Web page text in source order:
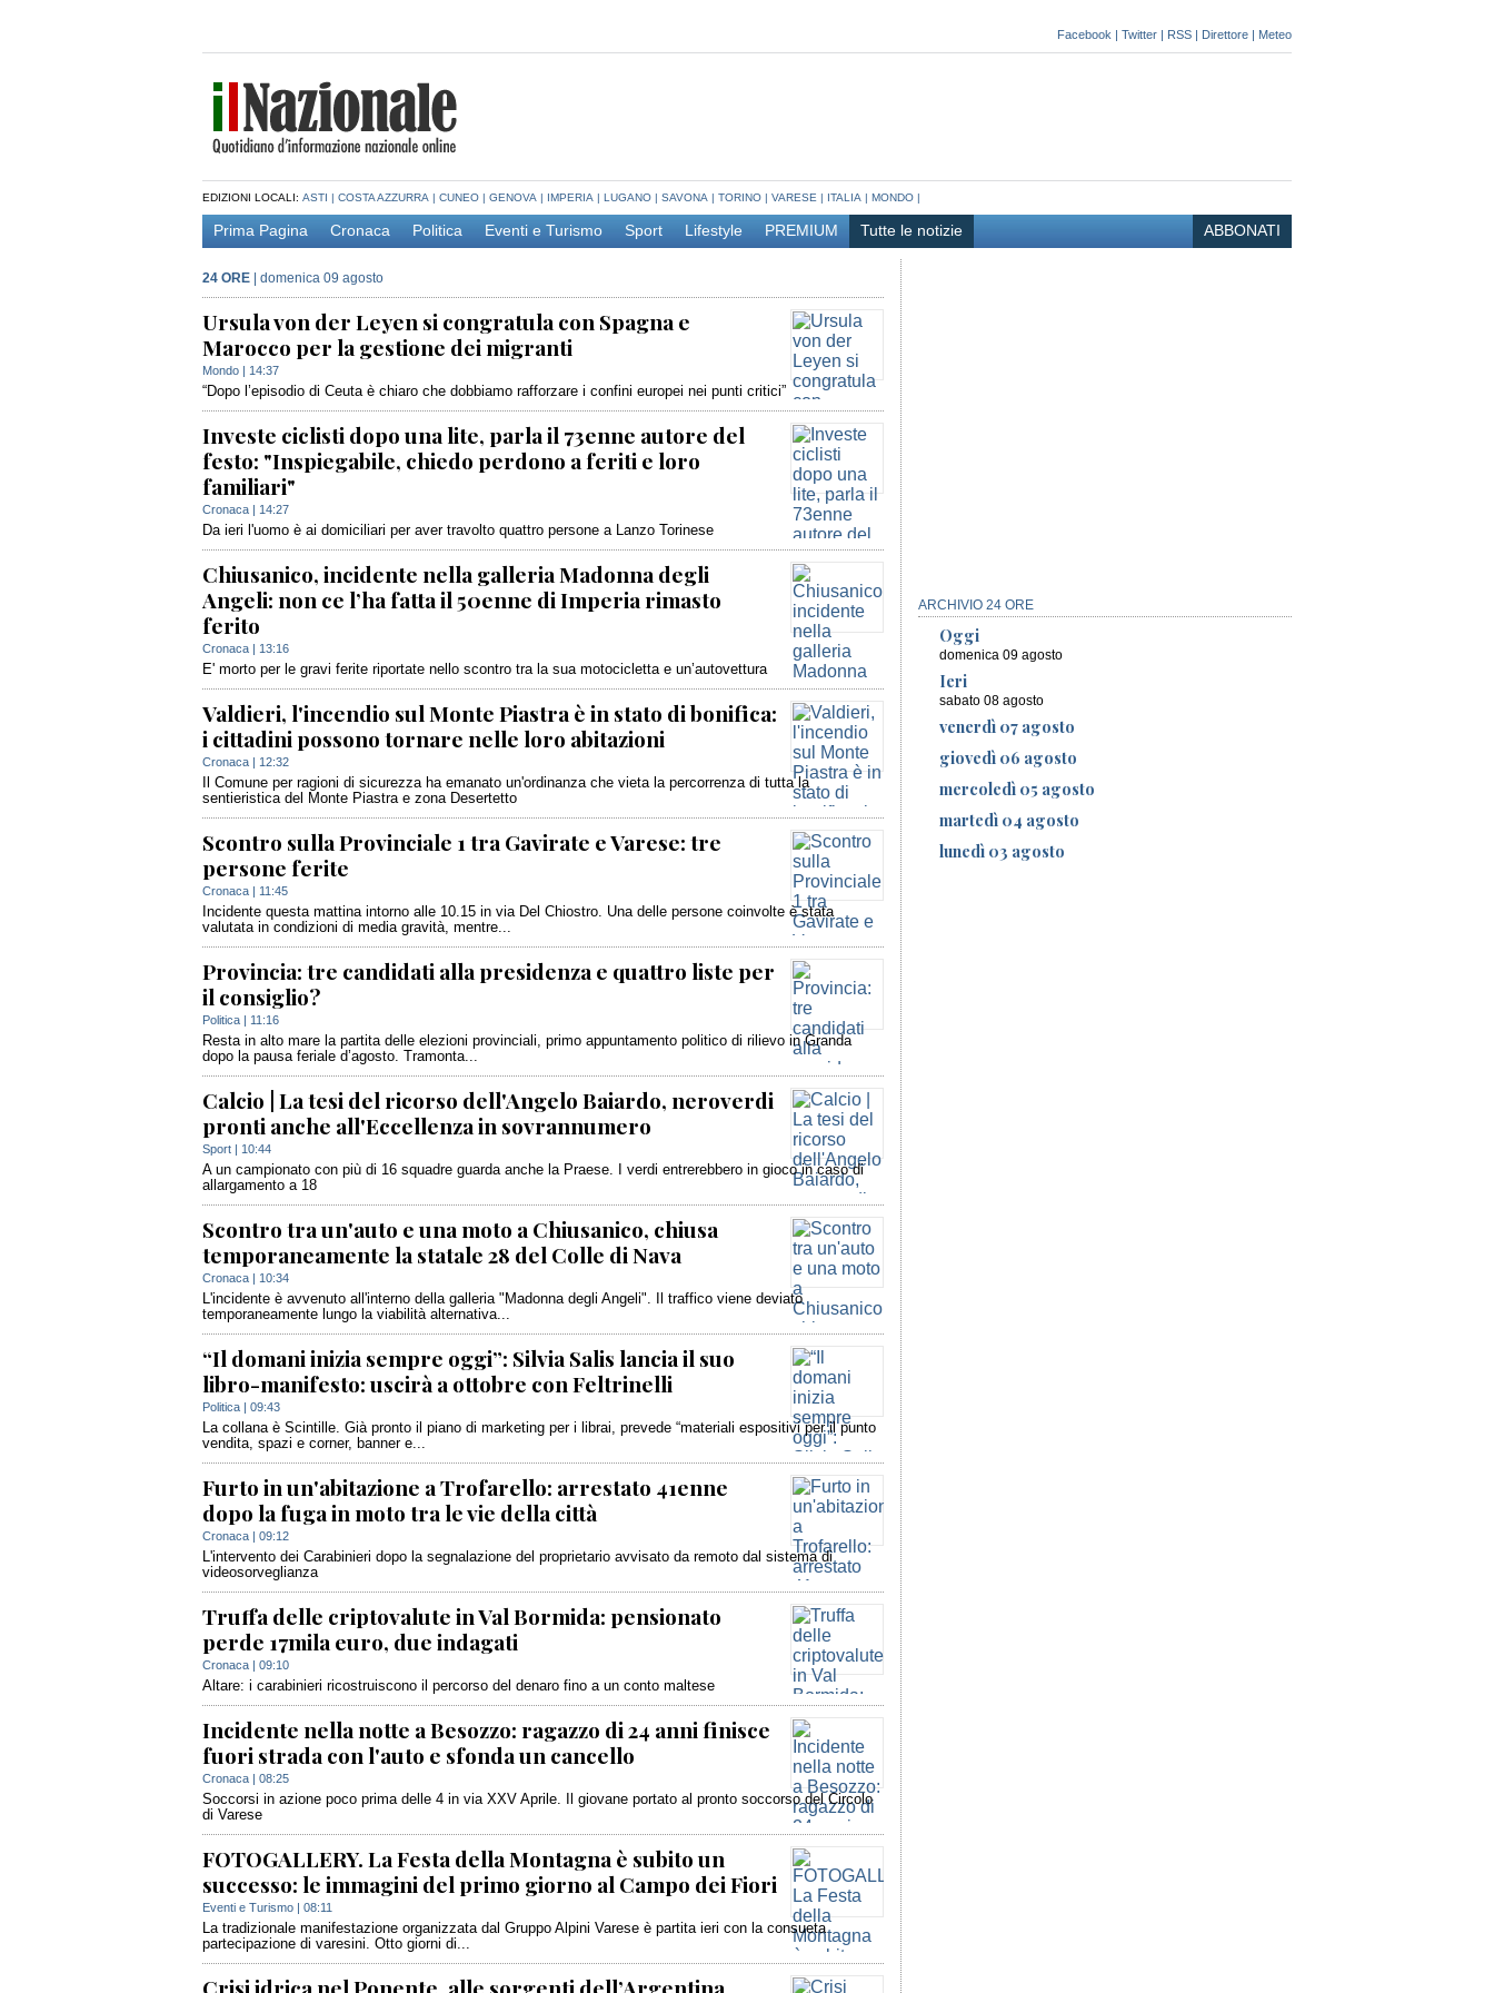
Facebook | Twitter | RSS | Direttore | Meteo
EDIZIONI LOCALI: ASTI | COSTA AZZURRA | CUNEO | GENOVA | IMPERIA | LUGANO | SAVONA | TORINO | VARESE | ITALIA | MONDO |
Prima Pagina Cronaca Politica Eventi e Turismo Sport Lifestyle PREMIUM Tutte le notizie ABBONATI
24 ORE domenica 09 agosto
Ursula von der Leyen si congratula con Spagna e
Marocco per la gestione dei migranti
Mondo | 14:37
“Dopo l’episodio di Ceuta è chiaro che dobbiamo rafforzare i confini europei nei punti critici”
Investe ciclisti dopo una lite, parla il 73enne autore del
festo: "Inspiegabile, chiedo perdono a feriti e loro
familiari"
Cronaca | 14:27
Da ieri l'uomo è ai domiciliari per aver travolto quattro persone a Lanzo Torinese
Chiusanico, incidente nella galleria Madonna degli
Angeli: non ce l’ha fatta il 50enne di Imperia rimasto
ferito
Cronaca | 13:16
E' morto per le gravi ferite riportate nello scontro tra la sua motocicletta e un’autovettura
Valdieri, l'incendio sul Monte Piastra è in stato di bonifica:
i cittadini possono tornare nelle loro abitazioni
Cronaca | 12:32
Il Comune per ragioni di sicurezza ha emanato un'ordinanza che vieta la percorrenza di tutta la
sentieristica del Monte Piastra e zona Desertetto
Scontro sulla Provinciale 1 tra Gavirate e Varese: tre
persone ferite
Cronaca | 11:45
Incidente questa mattina intorno alle 10.15 in via Del Chiostro. Una delle persone coinvolte è stata
valutata in condizioni di media gravità, mentre...
Provincia: tre candidati alla presidenza e quattro liste per
il consiglio?
Politica | 11:16
Resta in alto mare la partita delle elezioni provinciali, primo appuntamento politico di rilievo in Granda
dopo la pausa feriale d’agosto. Tramonta...
Calcio | La tesi del ricorso dell'Angelo Baiardo, neroverdi
pronti anche all'Eccellenza in sovrannumero
Sport | 10:44
A un campionato con più di 16 squadre guarda anche la Praese. I verdi entrerebbero in gioco in caso di
allargamento a 18
Scontro tra un'auto e una moto a Chiusanico, chiusa
temporaneamente la statale 28 del Colle di Nava
Cronaca | 10:34
L'incidente è avvenuto all'interno della galleria "Madonna degli Angeli". Il traffico viene deviato
temporaneamente lungo la viabilità alternativa...
“Il domani inizia sempre oggi”: Silvia Salis lancia il suo
libro-manifesto: uscirà a ottobre con Feltrinelli
Politica | 09:43
La collana è Scintille. Già pronto il piano di marketing per i librai, prevede “materiali espositivi per il punto
vendita, spazi e corner, banner e...
Furto in un'abitazione a Trofarello: arrestato 41enne
dopo la fuga in moto tra le vie della città
Cronaca | 09:12
L'intervento dei Carabinieri dopo la segnalazione del proprietario avvisato da remoto dal sistema di
videosorveglianza
Truffa delle criptovalute in Val Bormida: pensionato
perde 17mila euro, due indagati
Cronaca | 09:10
Altare: i carabinieri ricostruiscono il percorso del denaro fino a un conto maltese
Incidente nella notte a Besozzo: ragazzo di 24 anni finisce
fuori strada con l'auto e sfonda un cancello
Cronaca | 08:25
Soccorsi in azione poco prima delle 4 in via XXV Aprile. Il giovane portato al pronto soccorso del Circolo
di Varese
FOTOGALLERY. La Festa della Montagna è subito un
successo: le immagini del primo giorno al Campo dei Fiori
Eventi e Turismo | 08:11
La tradizionale manifestazione organizzata dal Gruppo Alpini Varese è partita ieri con la consueta
partecipazione di varesini. Otto giorni di...
ARCHIVIO 24 ORE
Oggi
domenica 09 agosto
Ieri
sabato 08 agosto
venerdì 07 agosto
giovedì 06 agosto
mercoledì 05 agosto
martedì 04 agosto
lunedì 03 agosto